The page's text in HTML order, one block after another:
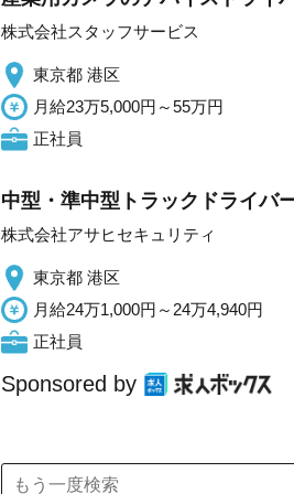
株式会社スタッフサービス
東京都 港区
月給23万5,000円～55万円
正社員
中型・準中型トラックドライバ
株式会社アサヒセキュリティ
東京都 港区
月給24万1,000円～24万4,940円
正社員
Sponsored by